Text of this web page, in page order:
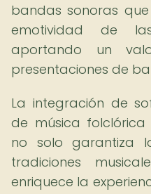
bandas sonoras
emotividad de
aportando un
presentaciones de
La integración de
de música
no solo garantiza
tradiciones
enriquece la